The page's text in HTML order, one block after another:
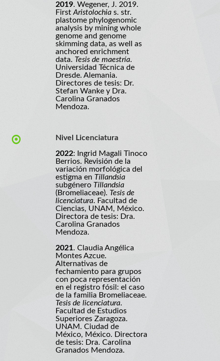
2019. Wegener, J. 2019.
First Aristolochia s. str.
plastome phylogenomic
analysis by mining whole
genome and genome
skimming data, as well as
anchored enrichment
data. Tesis de maestría.
Universidad Técnica de
Dresde. Alemania.
Directores de tesis: Dr.
Stefan Wanke y Dra.
Carolina Granados
Mendoza.
Nivel Licenciatura
2022: Ingrid Magali Tinoco
Berrios. Revisión de la
variación morfológica del
estigma en Tillandsia
subgénero Tillandsia
(Bromeliaceae). Tesis de
licenciatura. Facultad de
Ciencias, UNAM, México.
Directora de tesis: Dra.
Carolina Granados
Mendoza.
2021. Claudia Angélica
Montes Azcue.
Alternativas de
fechamiento para grupos
con poca representación
en el registro fósil: el caso
de la familia Bromeliaceae.
Tesis de licenciatura.
Facultad de Estudios
Superiores Zaragoza.
UNAM. Ciudad de
México, México. Directora
de tesis: Dra. Carolina
Granados Mendoza.